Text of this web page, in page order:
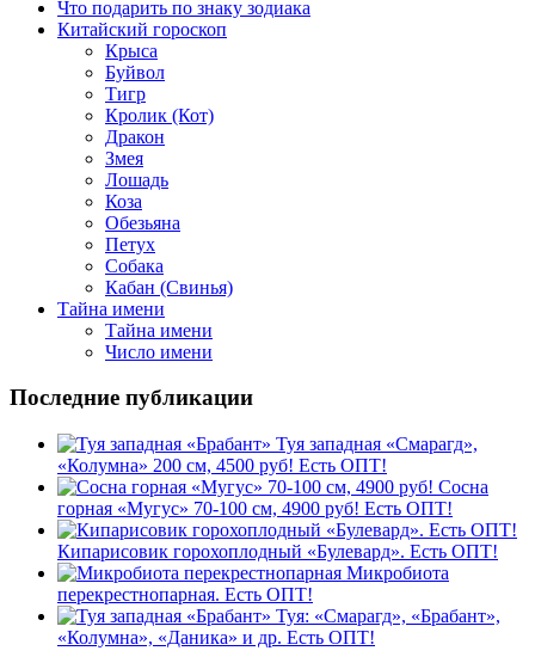
Что подарить по знаку зодиака
Китайский гороскоп
Крыса
Буйвол
Тигр
Кролик (Кот)
Дракон
Змея
Лошадь
Коза
Обезьяна
Петух
Собака
Кабан (Свинья)
Тайна имени
Тайна имени
Число имени
Последние публикации
Туя западная «Смарагд»,
«Колумна» 200 см, 4500 руб! Есть ОПТ!
Сосна
горная «Мугус» 70-100 см, 4900 руб! Есть ОПТ!
Кипарисовик горохоплодный «Булевард». Есть ОПТ!
Микробиота
перекрестнопарная. Есть ОПТ!
Туя: «Смарагд», «Брабант»,
«Колумна», «Даника» и др. Есть ОПТ!